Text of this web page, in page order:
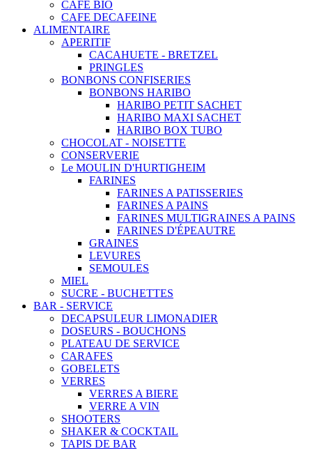
CAFE BIO
CAFE DECAFEINE
ALIMENTAIRE
APERITIF
CACAHUETE - BRETZEL
PRINGLES
BONBONS CONFISERIES
BONBONS HARIBO
HARIBO PETIT SACHET
HARIBO MAXI SACHET
HARIBO BOX TUBO
CHOCOLAT - NOISETTE
CONSERVERIE
Le MOULIN D'HURTIGHEIM
FARINES
FARINES A PATISSERIES
FARINES A PAINS
FARINES MULTIGRAINES A PAINS
FARINES D'ÉPEAUTRE
GRAINES
LEVURES
SEMOULES
MIEL
SUCRE - BUCHETTES
BAR - SERVICE
DECAPSULEUR LIMONADIER
DOSEURS - BOUCHONS
PLATEAU DE SERVICE
CARAFES
GOBELETS
VERRES
VERRES A BIERE
VERRE A VIN
SHOOTERS
SHAKER & COCKTAIL
TAPIS DE BAR